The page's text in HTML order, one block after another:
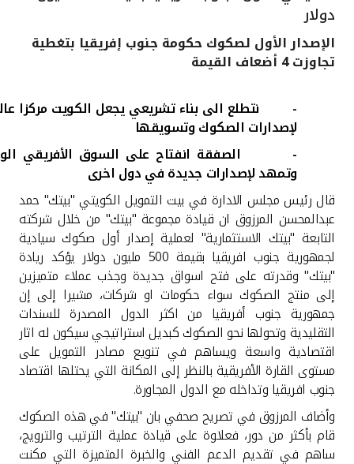
أدوات وخدمات
خدمات ما بعد البيع
اتصل بنا
مواقع الفروع وأجهزة الصرف الآلي
ألمانيا
ماليزيا
تركيا
مصر
المملكة المتحدة
دولار
الإصدار الأول لصكوك حكومة جنوب إفريقيا بتغطية
تجاوزت 4 أضعاف القيمة
- نتطلع الى بناء تشريعي يجعل الكويت مركزا
لإصدارات الصكوك وتسويقها
- الصفقة انفتاح على السوق الأفريقي
وتمهد لإصدارات جديدة في دول اخرى
قال رئيس مجلس الادارة في بيت التمويل الكويتي "بيتك" حمد
عبدالمحسن المرزوق ان قيادة مجموعة "بيتك" من خلال شركته
التابعة "بيتك الاستثمارية" لعملية إصدار أول صكوك سيادية
لجمهورية جنوب افريقيا بقيمة 500 مليون دولار يؤكد ريادة
"بيتك" وقدرته على فتح اسواق جديدة وجذب عملاء متميزين
إلى منتج الصكوك سواء حكومات او شركات، مشيرا إلى إن
جمهورية جنوب أفريقيا من اكثر الدول المصدرة للسندات
التقليدية وتحولها نحو الصكوك كبديل استراتيجي سيكون له اثار
اقتصادية واسعة ويساهم في تنويع مصادر التمويل على
مستوى القارة الأفريقية بالنظر إلى المكانة التي يحتلها اقتصاد
جنوب افريقيا وتداخله مع الدول المجاورة.
وأضاف المرزوق في تصريح صحفي بان "بيتك" في هذه الصكوك
قام بأكثر من دور، فعلاوة على قيادة عملية الترتيب والترويج،
ساهم في تقديم الدعم الفني والخبرة المتميزة التي مكنت